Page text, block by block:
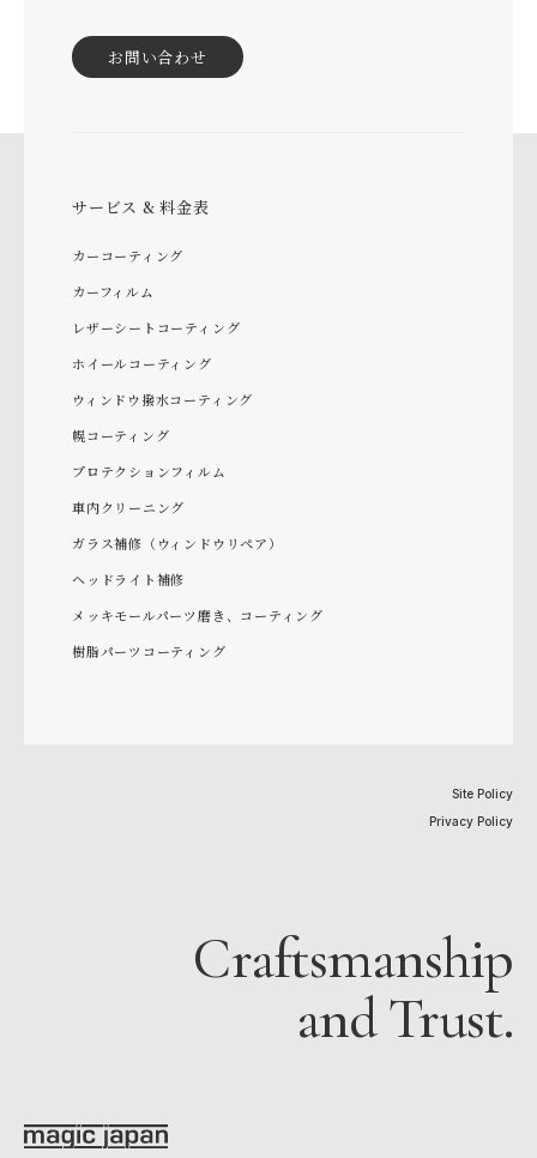
お問い合わせ
サービス & 料金表
カーコーティング
カーフィルム
レザーシートコーティング
ホイールコーティング
ウィンドウ撥水コーティング
幌コーティング
プロテクションフィルム
車内クリーニング
ガラス補修（ウィンドウリペア）
ヘッドライト補修
メッキモールパーツ磨き、コーティング
樹脂パーツコーティング
Site Policy
Privacy Policy
Craftsmanship
and Trust.